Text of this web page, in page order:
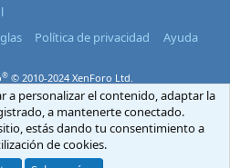
Política de privacidad
Ayuda
® © 2010-2024 XenForo Ltd.
Webcampista.com
Menú profesionales
Política de cookies
a personalizar el contenido, adaptar la
a mantenerte conectado.
estás dando tu consentimiento a
de cookies.